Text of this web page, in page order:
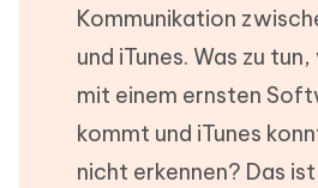
Kommunikation
und iTunes. Was zu
mit einem ernsten
kommt und iTunes
nicht erkennen? Das